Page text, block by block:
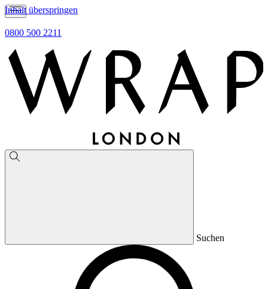
Inhalt überspringen
0800 500 2211
Suchen